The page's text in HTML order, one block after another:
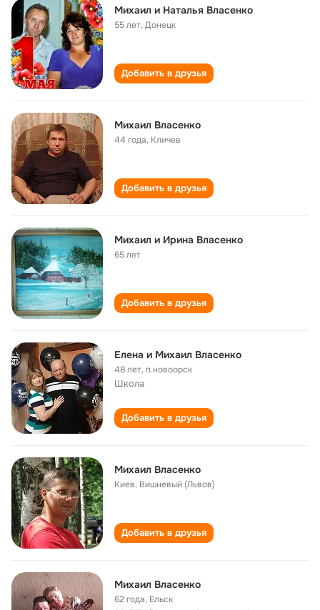
Михаил и Наталья Власенко
55 лет,Донецк
Добавить в друзья
Михаил Власенко
44 года, Кличев
Добавить в друзья
Михаил и Ирина Власенко
65 лет
Добавить в друзья
Елена и Михаил Власенко
48 лет,п.новоорск
Школа
Добавить в друзья
Михаил Власенко
Киев, Вишневый (Львов)
Добавить в друзья
Михаил Власенко
62 года, Ельск